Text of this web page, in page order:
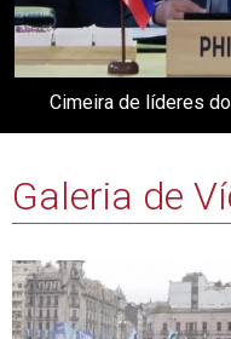
Cimeira de líderes
Galeria de